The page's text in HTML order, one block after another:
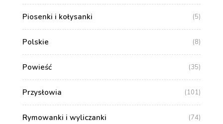
Piosenki i kołysanki (5)
Polskie (8)
Powieść (35)
Przysłowia (101)
Rymowanki i wyliczanki (74)